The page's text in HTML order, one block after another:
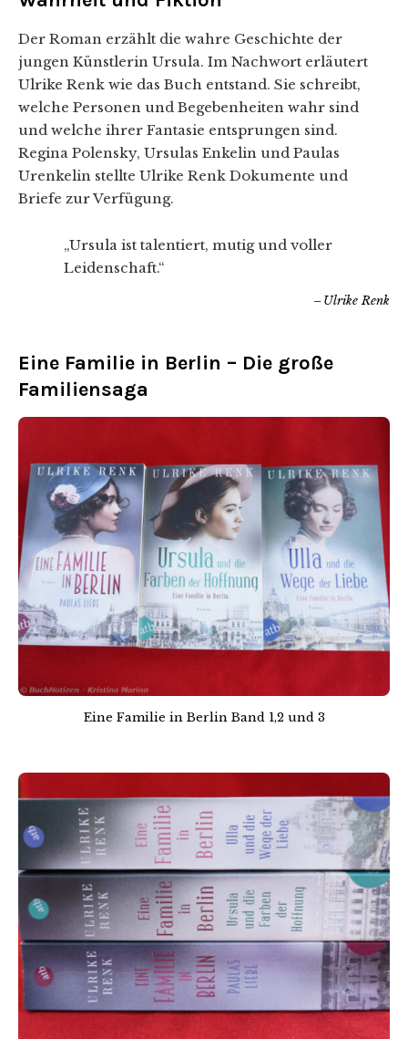
Der Roman erzählt die wahre Geschichte der
jungen Künstlerin Ursula. Im Nachwort erläutert
Ulrike Renk wie das Buch entstand. Sie schreibt,
welche Personen und Begebenheiten wahr sind
und welche ihrer Fantasie entsprungen sind.
Regina Polensky, Ursulas Enkelin und Paulas
Urenkelin stellte Ulrike Renk Dokumente und
Briefe zur Verfügung.
„Ursula ist talentiert, mutig und voller
Leidenschaft.“
Ulrike Renk
Eine Familie in Berlin – Die große
Familiensaga
Eine Familie in Berlin Band 1,2 und 3